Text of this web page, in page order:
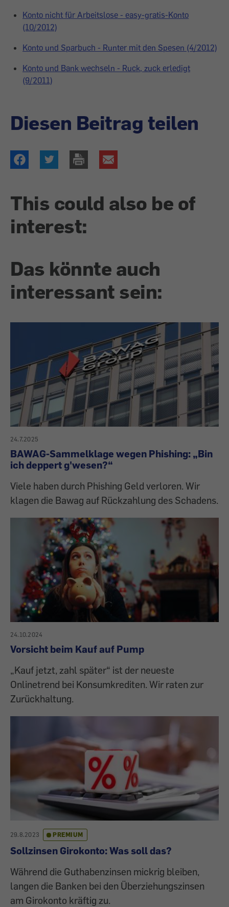
Konto nicht für Arbeitslose - easy-gratis-Konto
(10/2012)
Konto und Sparbuch - Runter mit den Spesen (4/2012)
Konto und Bank wechseln - Ruck, zuck erledigt
(9/2011)
Diesen Beitrag teilen
This could also be of
interest:
Das könnte auch
interessant sein:
24.7.2025
BAWAG-Sammelklage wegen Phishing: „Bin
ich deppert g'wesen?“
Viele haben durch Phishing Geld verloren. Wir
klagen die Bawag auf Rückzahlung des Schadens.
24.10.2024
Vorsicht beim Kauf auf Pump
„Kauf jetzt, zahl später“ ist der neueste
Onlinetrend bei Konsumkrediten. Wir raten zur
Zurückhaltung.
29.8.2023 PREMIUM
Sollzinsen Girokonto: Was soll das?
Während die Guthabenzinsen mickrig bleiben,
langen die Banken bei den Überziehungszinsen
am Girokonto kräftig zu.